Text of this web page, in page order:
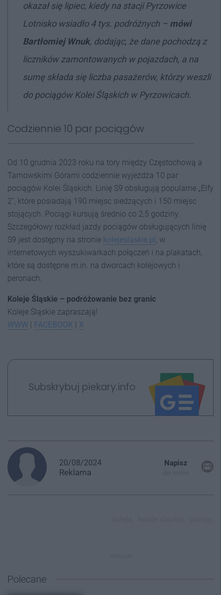
okazał się lipiec, kiedy na stacji Pyrzowice
Lotnisko wsiadło 4 tys. podróżnych – mówi
Bartłomiej Wnuk, dodając, że dane pochodzą z
liczników zamontowanych w pojazdach, a na
sumę składa się liczba pasażerów, którzy weszli
do pociągów Kolei Śląskich w Pyrzowicach.
Codziennie 10 par pociągów
Od 10 grudnia 2023 roku na tory między Częstochową a
Tarnowskimi Górami codziennie wyjeżdża 10 par
pociągów Kolei Śląskich. Linię S9 obsługują popularne „Elfy
2”, które posiadają 190 miejsc siedzących i 150 miejsc
stojących. Pociągi kursują średnio co 2,5 godziny.
Szczegółowy rozkład jazdy pociągów obsługujących linię
S9 jest dostępny na stronie kolejeslaskie.pl , w
internetowych wyszukiwarkach połączeń i na plakatach,
które są dostępne m.in. na dworcach kolejowych i
peronach.
Koleje Śląskie – podróżowanie bez granic
Koleje Śląskie zapraszają!
WWW | FACEBOOK | X
Subskrybuj piekary.info
20/08/2024
Reklama
Napisz
Polecane